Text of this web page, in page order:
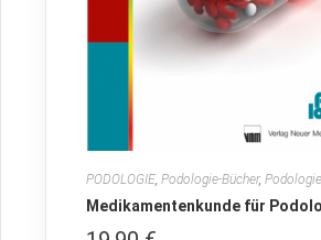
PODOLOGIE,Podologie-Bücher,
Medikamentenkunde für